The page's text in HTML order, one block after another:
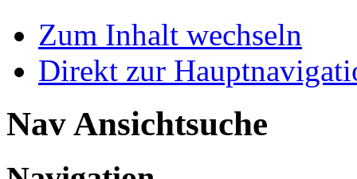
Zum Inhalt wechseln
Direkt zur
Nav Ansichtsuche